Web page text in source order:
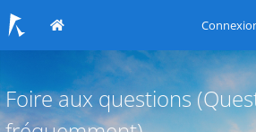
Foire aux questions